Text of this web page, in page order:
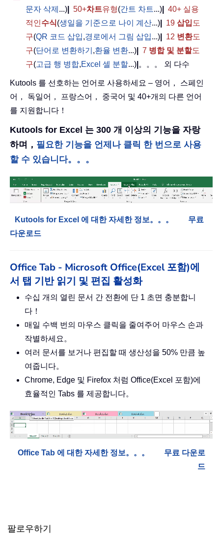
문자 삭제 ...) 50+차트유형(간트 차트...)
40+ 실용
적인수식(생일을 기준으로 나이 계산...) 19 삽입 도
구(QR 코드 삽입,경로에서 그림 삽입...) 12 변환도
구(단어로 변환하기 ,환율 변환...) 7 병합 및 분할도
구(고급 행 병합,Excel 셀 분할...) 。。。 외 다수
Kutools 를 선호하는 언어로 사용하세요 – 영어， 스페인
어， 독일어， 프랑스어， 중국어 및 40+개의 다른 언어
를 지원합니다！
Kutools for Excel 는 300 개 이상의 기능을 자랑
하며， 필요한 기능을 언제나 클릭 한 번으로 사용
할 수 있습니다。。。
Kutools for Excel 에 대한 자세한 정보。。。
무료
다운로드
Office Tab - Microsoft Office(Excel 포함)에
서 탭 기반 읽기 및 편집 활성화
수십 개의 열린 문서 간 전환에 단 1 초면 충분합니
다！
매일 수백 번의 마우스 클릭을 줄여주어 마우스 손과
작별하세요。
여러 문서를 보거나 편집할 때 생산성을 50% 만큼 높
여줍니다。
Chrome, Edge 및 Firefox 처럼 Office(Excel 포함)에
효율적인 Tabs 를 제공합니다。
Office Tab 에 대한 자세한 정보。。。
무료 다운로
드
팔로우하기